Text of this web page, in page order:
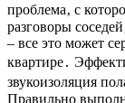
проблема‚ с
разговоры
– все это может
квартире․
звукоизоляция
Правильно